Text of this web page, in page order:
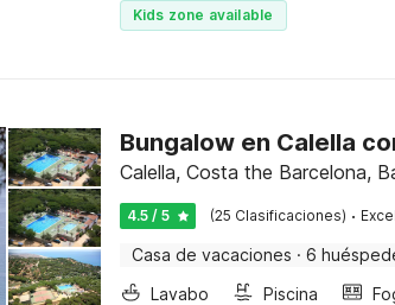
Kids zone available
Bungalow en Calella
Calella, Costa the Barcelona,
4.5 / 5 (25 Clasificaciones) ·
Casa de vacaciones · 6
Lavabo
Piscina